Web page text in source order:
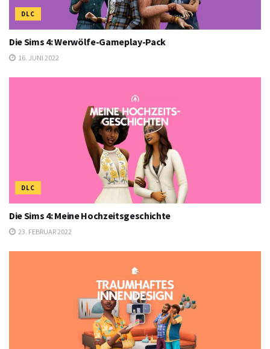
DLC
Die Sims 4: Werwölfe-Gameplay-Pack
16. JUNI 2022
DLC
Die Sims 4: Meine Hochzeitsgeschichte
23. FEBRUAR 2022